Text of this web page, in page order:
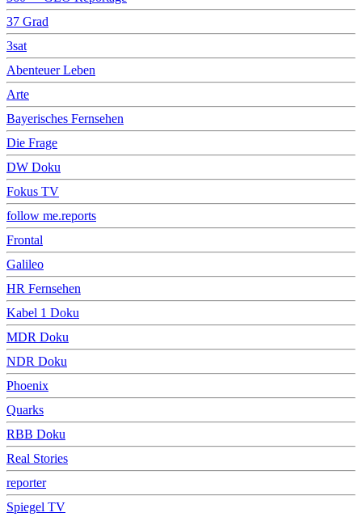
37 Grad
3sat
Abenteuer Leben
Arte
Bayerisches Fernsehen
Die Frage
DW Doku
Fokus TV
follow me.reports
Frontal
Galileo
HR Fernsehen
Kabel 1 Doku
MDR Doku
NDR Doku
Phoenix
Quarks
RBB Doku
Real Stories
reporter
Spiegel TV